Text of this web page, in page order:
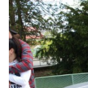
Inzerce prodej
Aktuálně-pozvánky
Kalendář